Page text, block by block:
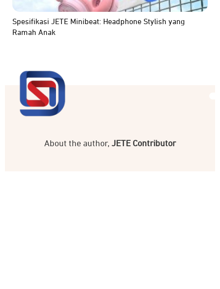
Spesifikasi JETE Minibeat: Headphone Stylish yang
Ramah Anak
About the author, JETE Contributor